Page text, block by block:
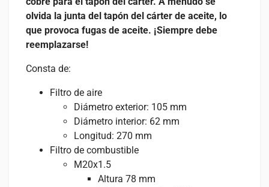
olvida la junta del tapón del cárter de aceite, lo
que provoca fugas de aceite. ¡Siempre debe
reemplazarse!
Consta de:
Filtro de aire
Diámetro exterior: 105 mm
Diámetro interior: 62 mm
Longitud: 270 mm
Filtro de combustible
M20x1.5
Altura 78 mm